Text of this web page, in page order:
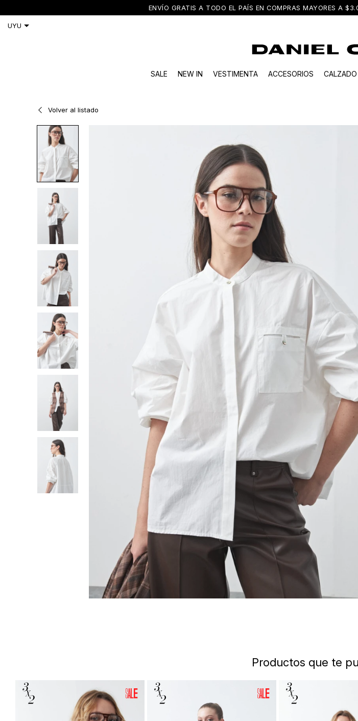
ENVÍO GRATIS A TODO EL PAÍS EN COMPRAS MAYORES A
SALE NEW IN VESTIMENTA ACCESORIOS CALZADO
Volver al listado
Productos que te